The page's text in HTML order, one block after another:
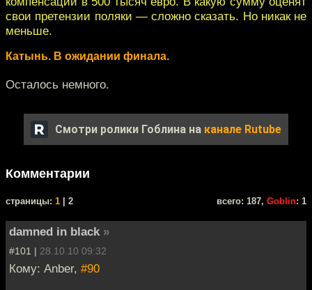
свои претензии поляки — сложно сказать. Но никак не
меньше.
Катынь. В ожидании финала.
Осталось немного.
Смотри ролики Гоблина на канале Rutube
Комментарии
cтраницы: 1 | 2 всего: 187, Goblin: 1
damned in black »
#101 | 28.10.10 09:32
Кому: Anber, #90